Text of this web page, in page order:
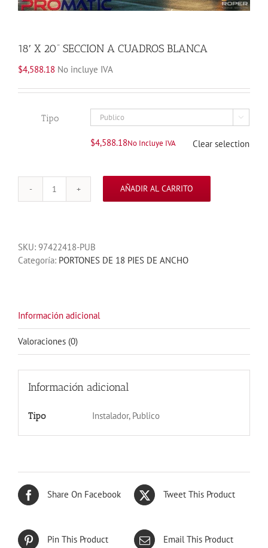
18′ X 20” SECCION A CUADROS BLANCA
$4,588.18 No incluye IVA
Tipo 
$4,588.18No Incluye IVA Clear selection
18'
A
CUADROS
AÑADIR AL CARRITO
SKU: 97422418-PUB
Categoría: PORTONES DE 18 PIES DE ANCHO
Información adicional
Valoraciones (0)
Información adicional
Tipo Instalador, Publico
Share On Facebook Tweet This Product
Pin This Product Email This Product